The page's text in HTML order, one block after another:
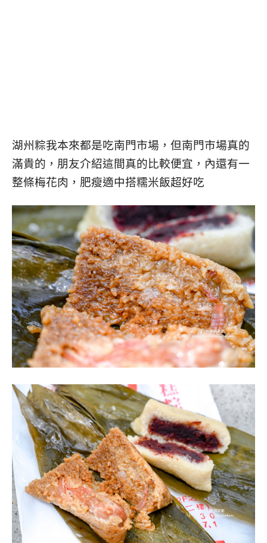
湖州粽我本來都是吃南門市場，但南門市場真的
滿貴的，朋友介紹這間真的比較便宜，內還有一
整條梅花肉，肥瘦適中搭糯米飯超好吃